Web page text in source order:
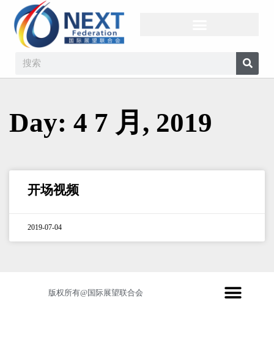
Day: 4 7 月, 2019
开场视频
2019-07-04
版权所有@国际展望联合会